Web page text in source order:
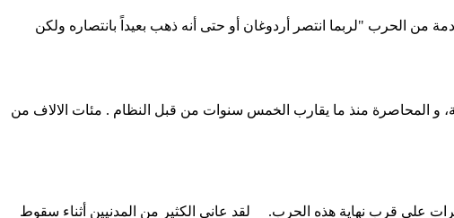
من الحرب "لربما انتصر أردوغان أو حتى أنه ذهب بعيداً بانتصاره ولكن
السورية، و المحاصرة منذ ما يقارب الخمس سنوات من قبل النظام . مئات الالاف من
واحداً من أكثر فصول الحرب السورية دموية عام 2018، وليس هناك من مؤشرات على قرب نهاية هذه الحرب. لقد عانى الكثير من المدنيين أثناء سقوط